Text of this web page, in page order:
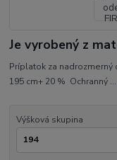
Je vyrobený z
Príplatok za nadrozmerný
195 cm+ 20 % Ochranný ...
Výšková skupina